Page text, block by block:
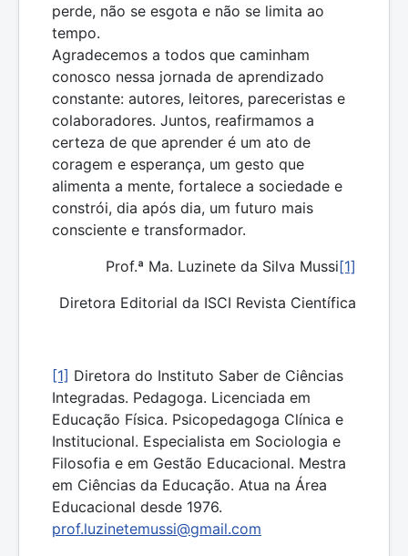
perde, não se esgota e não se limita ao
tempo.
Agradecemos a todos que caminham
conosco nessa jornada de aprendizado
constante: autores, leitores, pareceristas e
colaboradores. Juntos, reafirmamos a
certeza de que aprender é um ato de
coragem e esperança, um gesto que
alimenta a mente, fortalece a sociedade e
constrói, dia após dia, um futuro mais
consciente e transformador.
Prof.ª Ma. Luzinete da Silva Mussi[1]
Diretora Editorial da ISCI Revista Científica
[1] Diretora do Instituto Saber de Ciências
Integradas. Pedagoga. Licenciada em
Educação Física. Psicopedagoga Clínica e
Institucional. Especialista em Sociologia e
Filosofia e em Gestão Educacional. Mestra
em Ciências da Educação. Atua na Área
Educacional desde 1976.
prof.luzinetemussi@gmail.com